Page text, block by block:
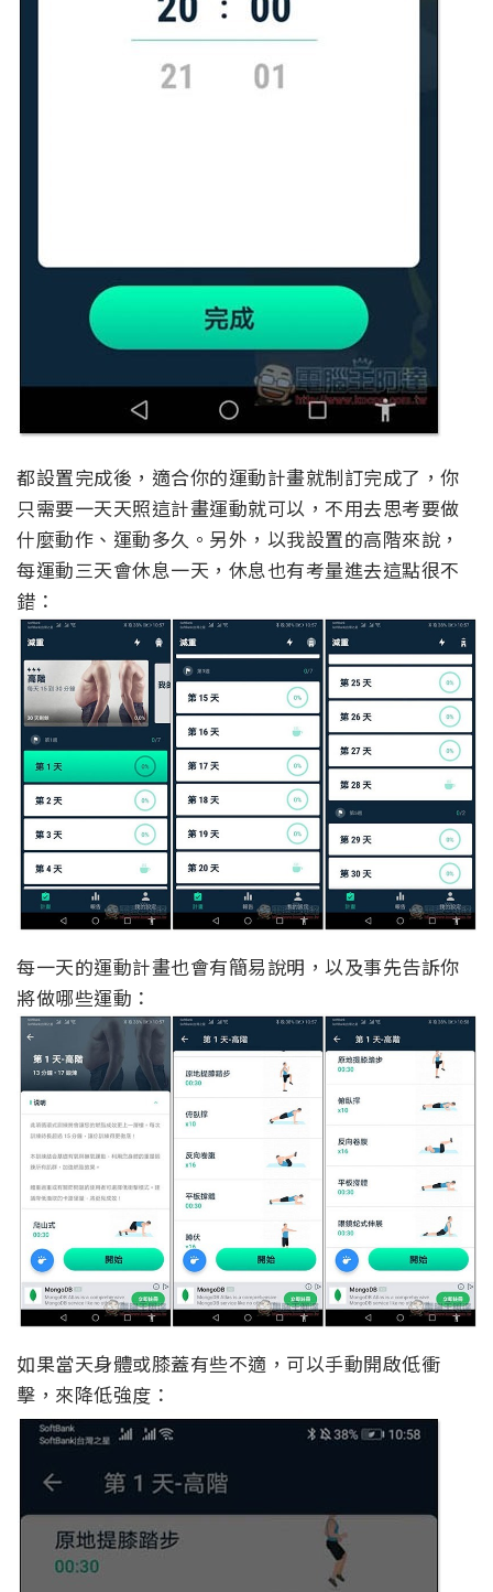
都設置完成後，適合你的運動計畫就制訂完成了，你
只需要一天天照這計畫運動就可以，不用去思考要做
什麼動作、運動多久。另外，以我設置的高階來說，
每運動三天會休息一天，休息也有考量進去這點很不
錯：
每一天的運動計畫也會有簡易說明，以及事先告訴你
將做哪些運動：
如果當天身體或膝蓋有些不適，可以手動開啟低衝
擊，來降低強度：